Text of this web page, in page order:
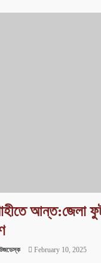
আন্ত:জেলা
February 10, 2025